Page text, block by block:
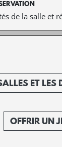
de la salle et
ET LES
OFFRIR UN